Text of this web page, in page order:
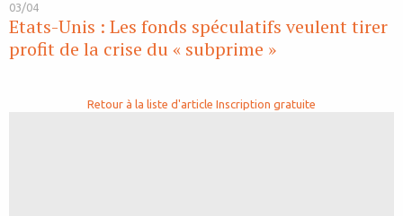
03/04
Etats-Unis : Les fonds spéculatifs veulent tirer
profit de la crise du « subprime »
Retour à la liste d'article Inscription gratuite